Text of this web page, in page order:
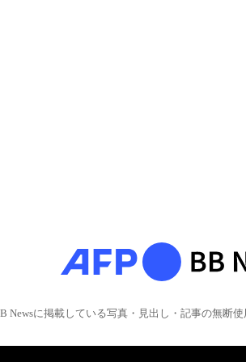
Newsに掲載している写真・見出し・記事の無断